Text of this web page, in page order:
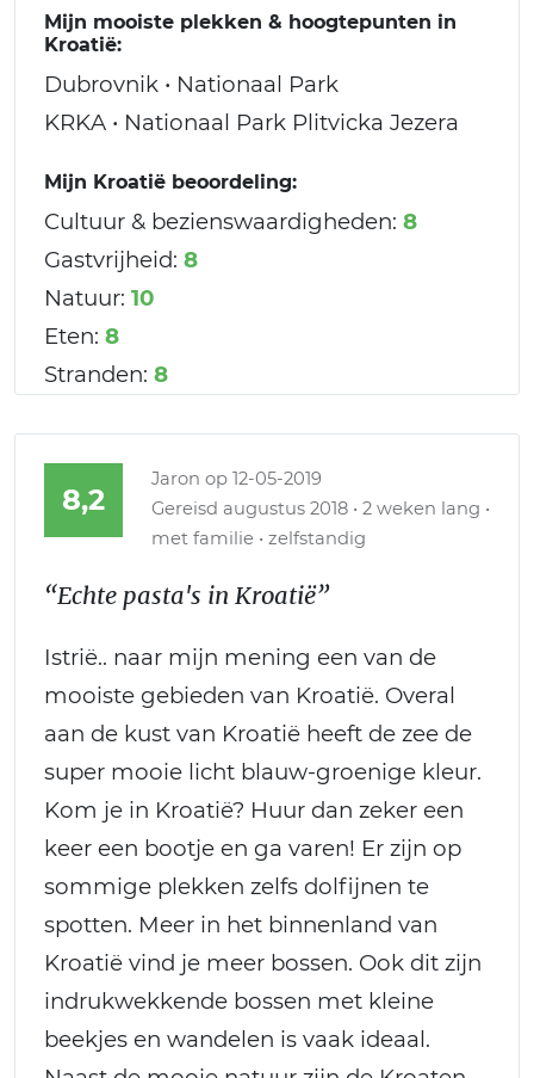
Mijn mooiste plekken & hoogtepunten in
Kroatië:
Dubrovnik • Nationaal Park
KRKA • Nationaal Park Plitvicka Jezera
Mijn Kroatië beoordeling:
Cultuur & bezienswaardigheden: 8
Gastvrijheid: 8
Natuur: 10
Eten: 8
Stranden: 8
8,2
Jaron op 12-05-2019
Gereisd augustus 2018 • 2 weken lang •
met familie • zelfstandig
“Echte pasta's in Kroatië”
Istrië.. naar mijn mening een van de
mooiste gebieden van Kroatië. Overal
aan de kust van Kroatië heeft de zee de
super mooie licht blauw-groenige kleur.
Kom je in Kroatië? Huur dan zeker een
keer een bootje en ga varen! Er zijn op
sommige plekken zelfs dolfijnen te
spotten. Meer in het binnenland van
Kroatië vind je meer bossen. Ook dit zijn
indrukwekkende bossen met kleine
beekjes en wandelen is vaak ideaal.